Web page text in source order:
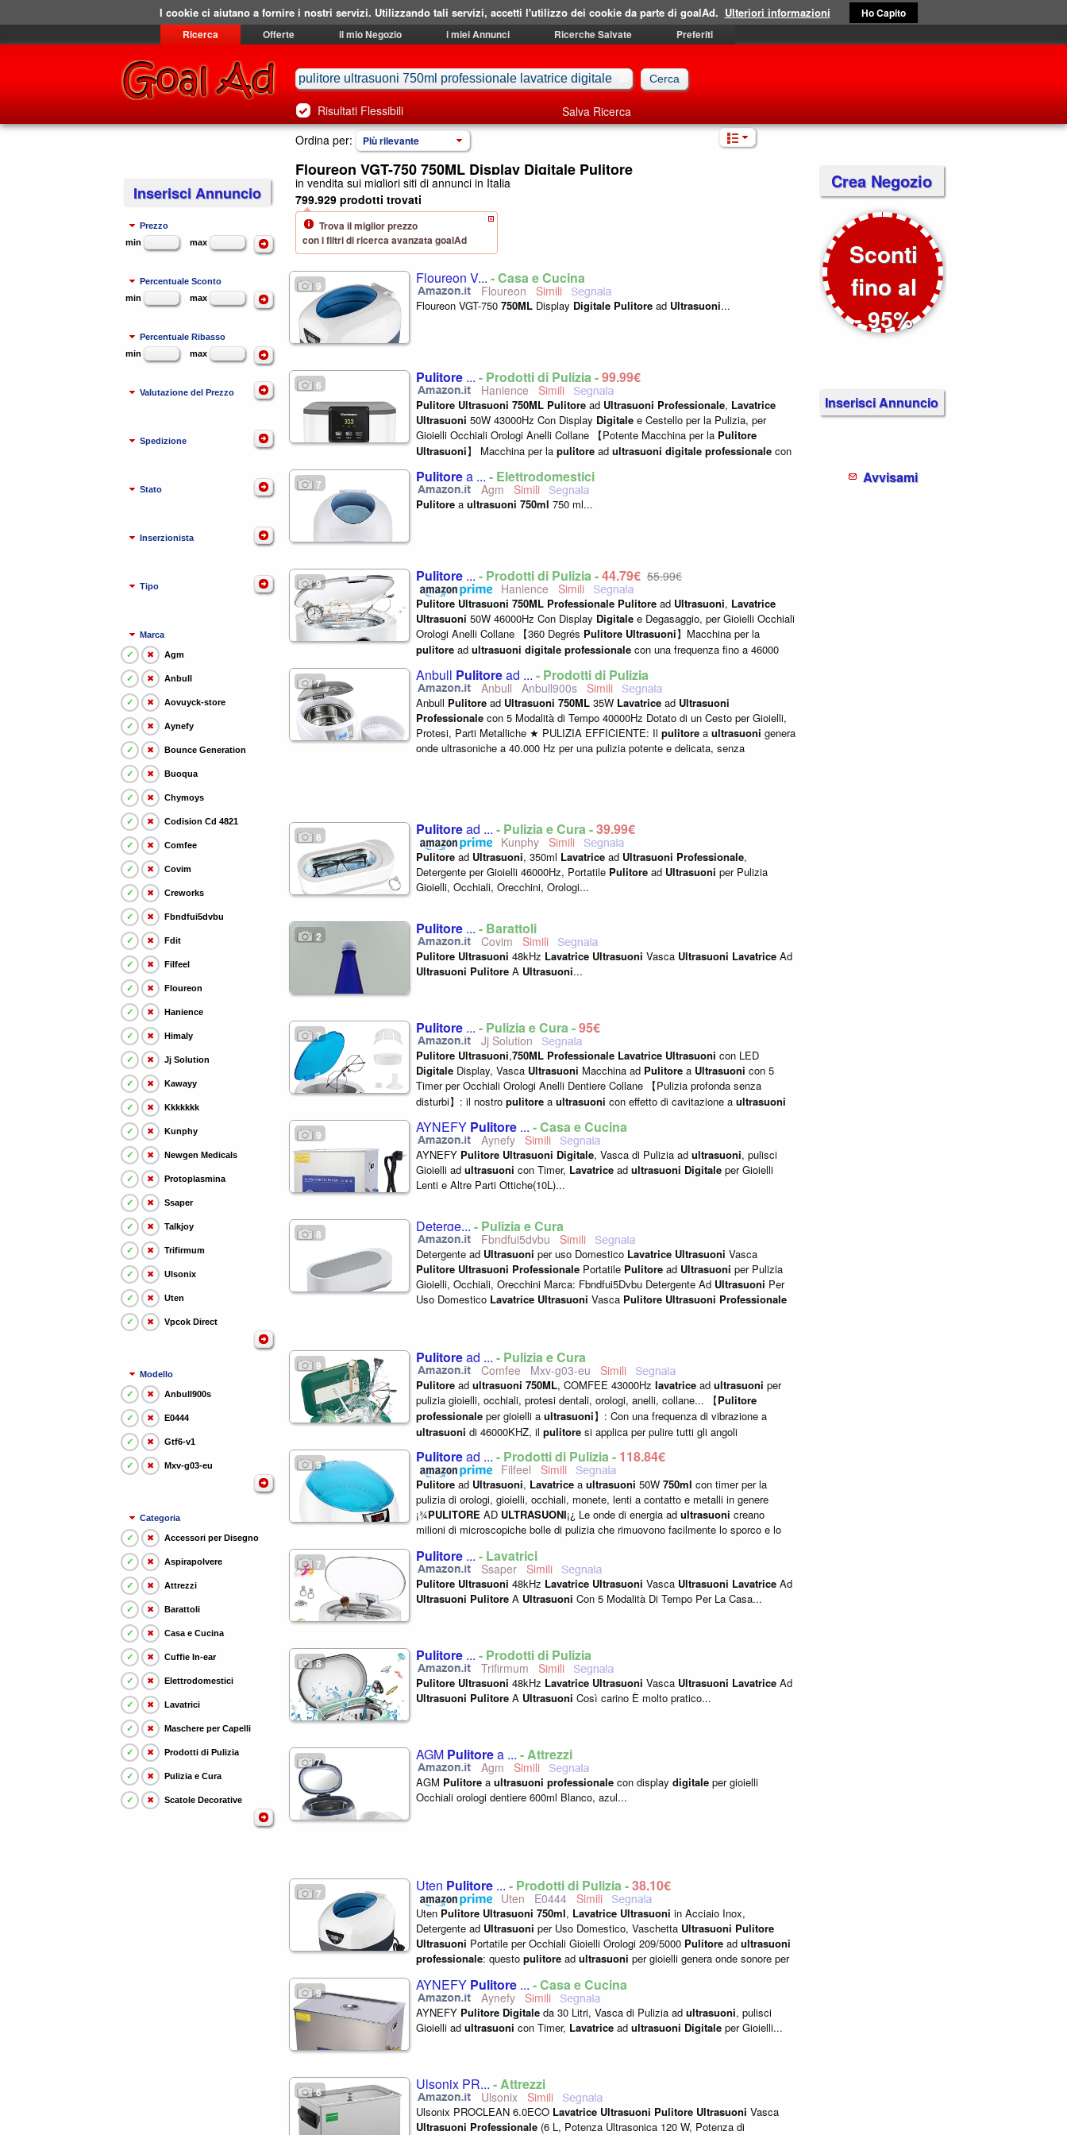
Ricerca Offerte il mio Negozio i miei Annunci Ricerche Salvate Preferiti
Risultati Flessibili
Salva Ricerca
Ordina per:
Più rilevante
Floureon VGT-750 750ML Display Digitale Pulitore
in vendita sui migliori siti di annunci in Italia
Trova il miglior prezzo
con i filtri di ricerca avanzata goalAd
799.929 prodotti trovati
Inserisci Annuncio
Prezzo
min
max
Percentuale Sconto
min
max
Percentuale Ribasso
min
max
Valutazione del Prezzo
Spedizione
Stato
Inserzionista
Tipo
Marca
✓ ✖ Agm
✓ ✖ Anbull
✓ ✖ Aovuyck-store
✓ ✖ Aynefy
✓ ✖ Bounce Generation
✓ ✖ Buoqua
✓ ✖ Chymoys
✓ ✖ Codision Cd 4821
✓ ✖ Comfee
✓ ✖ Covim
✓ ✖ Creworks
✓ ✖ Fbndfui5dvbu
✓ ✖ Fdit
✓ ✖ Filfeel
✓ ✖ Floureon
✓ ✖ Hanience
✓ ✖ Himaly
✓ ✖ Jj Solution
✓ ✖ Kawayy
✓ ✖ Kkkkkkk
✓ ✖ Kunphy
✓ ✖ Newgen Medicals
✓ ✖ Protoplasmina
✓ ✖ Ssaper
✓ ✖ Talkjoy
✓ ✖ Trifirmum
✓ ✖ Ulsonix
✓ ✖ Uten
✓ ✖ Vpcok Direct
Modello
✓ ✖ Anbull900s
✓ ✖ E0444
✓ ✖ Gtf6-v1
✓ ✖ Mxv-g03-eu
Categoria
✓ ✖ Accessori per Disegno
✓ ✖ Aspirapolvere
✓ ✖ Attrezzi
✓ ✖ Barattoli
✓ ✖ Casa e Cucina
✓ ✖ Cuffie In-ear
✓ ✖ Elettrodomestici
✓ ✖ Lavatrici
✓ ✖ Maschere per Capelli
✓ ✖ Prodotti di Pulizia
✓ ✖ Pulizia e Cura
✓ ✖ Scatole Decorative
9 Floureon V... - Casa e Cucina
Floureon
Floureon VGT-750 750ML Display Digitale Pulitore ad Ultrasuoni...
6 Pulitore ... - Prodotti di Pulizia -99,99€
Hanience
Pulitore Ultrasuoni 750ML Pulitore ad Ultrasuoni Professionale, Lavatrice
Ultrasuoni 50W 43000Hz Con Display Digitale e Cestello per la Pulizia, per
Gioielli Occhiali Orologi Anelli Collane 【Potente Macchina per la Pulitore
Ultrasuoni】 Macchina per la pulitore ad ultrasuoni digitale professionale con
7 Pulitorea ... - Elettrodomestici
Agm
Pulitore a ultrasuoni 750ml 750 ml...
9 Pulitore ... - Prodotti di Pulizia -44,79€ 55,99€
Hanience
Pulitore Ultrasuoni 750ML Professionale Pulitore ad Ultrasuoni, Lavatrice
Ultrasuoni 50W 46000Hz Con Display Digitale e Degasaggio, per Gioielli Occhiali
Orologi Anelli Collane 【360 Degrés Pulitore Ultrasuoni】Macchina per la
pulitore ad ultrasuoni digitale professionale con una frequenza fino a 46000
7 Anbull Pulitoread ... - Prodotti di Pulizia
Anbull Anbull900s
Anbull Pulitore ad Ultrasuoni 750ML 35W Lavatrice ad Ultrasuoni
Professionale con 5 Modalità di Tempo 40000Hz Dotato di un Cesto per Gioielli,
Protesi, Parti Metalliche ★ PULIZIA EFFICIENTE: Il pulitore a ultrasuoni genera
onde ultrasoniche a 40.000 Hz per una pulizia potente e delicata, senza
6 Pulitoread ... - Pulizia e Cura -39,99€
Kunphy
Pulitore ad Ultrasuoni, 350ml Lavatrice ad Ultrasuoni Professionale,
Detergente per Gioielli 46000Hz, Portatile Pulitore ad Ultrasuoni per Pulizia
Gioielli, Occhiali, Orecchini, Orologi...
2 Pulitore ... - Barattoli
Covim
Pulitore Ultrasuoni 48kHz Lavatrice Ultrasuoni Vasca Ultrasuoni Lavatrice Ad
Ultrasuoni Pulitore A Ultrasuoni...
7 Pulitore ... - Pulizia e Cura -95€
Jj Solution
Pulitore Ultrasuoni,750ML Professionale Lavatrice Ultrasuoni con LED
Digitale Display, Vasca Ultrasuoni Macchina ad Pulitore a Ultrasuoni con 5
Timer per Occhiali Orologi Anelli Dentiere Collane 【Pulizia profonda senza
disturbi】: il nostro pulitore a ultrasuoni con effetto di cavitazione a ultrasuoni
9 AYNEFY Pulitore ... - Casa e Cucina
Aynefy
AYNEFY Pulitore Ultrasuoni Digitale, Vasca di Pulizia ad ultrasuoni, pulisci
Gioielli ad ultrasuoni con Timer, Lavatrice ad ultrasuoni Digitale per Gioielli
Lenti e Altre Parti Ottiche(10L)...
8 Deterge... - Pulizia e Cura
Fbndfui5dvbu
Detergente ad Ultrasuoni per uso Domestico Lavatrice Ultrasuoni Vasca
Pulitore Ultrasuoni Professionale Portatile Pulitore ad Ultrasuoni per Pulizia
Gioielli, Occhiali, Orecchini Marca: Fbndfui5Dvbu Detergente Ad Ultrasuoni Per
Uso Domestico Lavatrice Ultrasuoni Vasca Pulitore Ultrasuoni Professionale
9 Pulitoread ... - Pulizia e Cura
Comfee Mxv-g03-eu
Pulitore ad ultrasuoni 750ML, COMFEE 43000Hz lavatrice ad ultrasuoni per
pulizia gioielli, occhiali, protesi dentali, orologi, anelli, collane... 【Pulitore
professionale per gioielli a ultrasuoni】: Con una frequenza di vibrazione a
ultrasuoni di 46000KHZ, il pulitore si applica per pulire tutti gli angoli
9 Pulitoread ... - Prodotti di Pulizia - 118,84€
Filfeel
Pulitore ad Ultrasuoni, Lavatrice a ultrasuoni 50W 750ml con timer per la
pulizia di orologi, gioielli, occhiali, monete, lenti a contatto e metalli in genere
¡¾PULITORE AD ULTRASUONI¡¿ Le onde di energia ad ultrasuoni creano
milioni di microscopiche bolle di pulizia che rimuovono facilmente lo sporco e lo
7 Pulitore ... - Lavatrici
Ssaper
Pulitore Ultrasuoni 48kHz Lavatrice Ultrasuoni Vasca Ultrasuoni Lavatrice Ad
Ultrasuoni Pulitore A Ultrasuoni Con 5 Modalità Di Tempo Per La Casa...
8 Pulitore ... - Prodotti di Pulizia
Trifirmum
Pulitore Ultrasuoni 48kHz Lavatrice Ultrasuoni Vasca Ultrasuoni Lavatrice Ad
Ultrasuoni Pulitore A Ultrasuoni Così carino È molto pratico...
7 AGM Pulitorea ... - Attrezzi
Agm
AGM Pulitore a ultrasuoni professionale con display digitale per gioielli
Occhiali orologi dentiere 600ml Blanco, azul...
7 Uten Pulitore ... - Prodotti di Pulizia -38,10€
Uten E0444
Uten Pulitore Ultrasuoni 750ml, Lavatrice Ultrasuoni in Acciaio Inox,
Detergente ad Ultrasuoni per Uso Domestico, Vaschetta Ultrasuoni Pulitore
Ultrasuoni Portatile per Occhiali Gioielli Orologi 209/5000 Pulitore ad ultrasuoni
professionale: questo pulitore ad ultrasuoni per gioielli genera onde sonore per
9 AYNEFY Pulitore ... - Casa e Cucina
Aynefy
AYNEFY Pulitore Digitale da 30 Litri, Vasca di Pulizia ad ultrasuoni, pulisci
Gioielli ad ultrasuoni con Timer, Lavatrice ad ultrasuoni Digitale per Gioielli...
6 Ulsonix PR... - Attrezzi
Ulsonix
Ulsonix PROCLEAN 6.0ECO Lavatrice Ultrasuoni Pulitore Ultrasuoni Vasca
Ultrasuoni Professionale (6 L, Potenza Ultrasonica 120 W, Potenza di
Crea Negozio
Sconti
fino al
- 95%
Inserisci Annuncio
Avvisami
I cookie ci aiutano a fornire i nostri servizi. Utilizzando tali servizi, accetti l'utilizzo dei cookie da parte di goalAd. Ulteriori informazioni Ho Capito